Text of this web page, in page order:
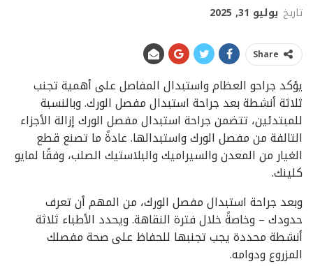
تاريخ يوليو 31, 2025
Share
يؤكد جراحو العظام واستبدال المفاصل على أهمية تجنب
ثلاثة أنشطة بعد جراحة استبدال مفصل الورك. وبالنسبة
للمبتدئين، تتضمن جراحة استبدال مفصل الورك إزالة الأجزاء
التالفة من مفصل الورك واستبدالها. عادةً ما تصنع قطع
الغيار من المعدن والسيراميك والبلاستيك الصلب، وفقًا لمايو
كلينك.
وبعد جراحة استبدال مفصل الورك، من المهم أن تعرف
حدودك – وخاصةً خلال فترة النقاهة. ويحدد الأطباء ثلاثة
أنشطة محددة يجب تجنبها للحفاظ على صحة مفصلك
المزروع ودوامه.